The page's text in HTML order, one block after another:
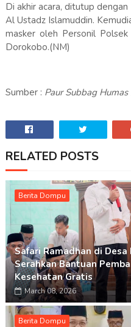
Di akhir acara, ditutup
Al Ustadz Islamuddin.
masker oleh Personil
Dorokobo.(NM)
Sumber : Paur Subbag
RELATED POSTS
Berita Dompu
Safari Ramadhan di
Serahkan Bantuan
Kesehatan Gratis
March 08, 2026
Berita Dompu